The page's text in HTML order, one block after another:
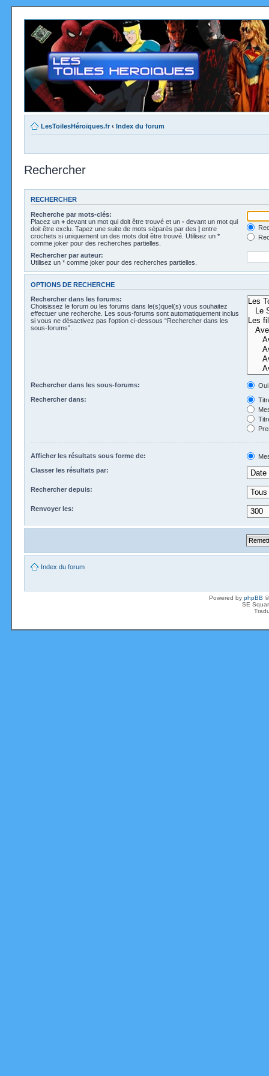
LesToilesHéroïques.fr ‹ Index du forum
Rechercher
RECHERCHER
Recherche par mots-clés:
Placez un + devant un mot qui doit être trouvé et un - devant un mot qui
doit être exclu. Tapez une suite de mots séparés par des | entre
crochets si uniquement un des mots doit être trouvé. Utilisez un *
comme joker pour des recherches partielles.
Rechercher par auteur:
Utilisez un * comme joker pour des recherches partielles.
OPTIONS DE RECHERCHE
Rechercher dans les forums:
Choisissez le forum ou les forums dans le(s)quel(s) vous souhaitez
effectuer une recherche. Les sous-forums sont automatiquement inclus
si vous ne désactivez pas l’option ci-dessous “Rechercher dans les
sous-forums”.
Rechercher dans les sous-forums:
Oui
Rechercher dans:
Afficher les résultats sous forme de:
Classer les résultats par:
Rechercher depuis:
Renvoyer les:
Index du forum
Powered by phpBB
SE